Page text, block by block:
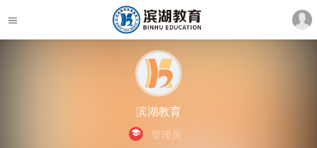
滨湖教育
管理员